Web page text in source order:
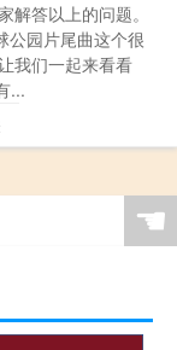
解答以上的问题。
公园片尾曲这个很
我们一起来看看
...
☚